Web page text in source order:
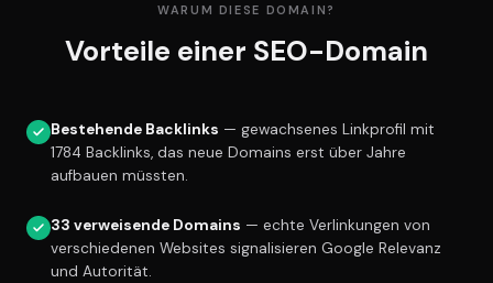
WARUM DIESE DOMAIN?
Vorteile einer SEO-Domain
Bestehende Backlinks — gewachsenes Linkprofil mit
1784 Backlinks, das neue Domains erst über Jahre
aufbauen müssten.
33 verweisende Domains — echte Verlinkungen von
verschiedenen Websites signalisieren Google Relevanz
und Autorität.